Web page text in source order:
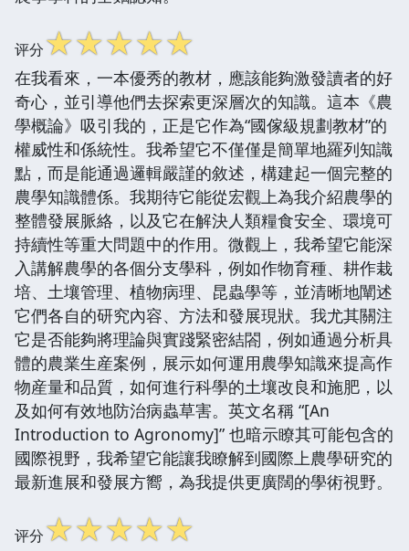
评分☆☆☆☆☆
在我看來，一本優秀的教材，應該能夠激發讀者的好
奇心，並引導他們去探索更深層次的知識。這本《農
學概論》吸引我的，正是它作為“國傢級規劃教材”的
權威性和係統性。我希望它不僅僅是簡單地羅列知識
點，而是能通過邏輯嚴謹的敘述，構建起一個完整的
農學知識體係。我期待它能從宏觀上為我介紹農學的
整體發展脈絡，以及它在解決人類糧食安全、環境可
持續性等重大問題中的作用。微觀上，我希望它能深
入講解農學的各個分支學科，例如作物育種、耕作栽
培、土壤管理、植物病理、昆蟲學等，並清晰地闡述
它們各自的研究內容、方法和發展現狀。我尤其關注
它是否能夠將理論與實踐緊密結閤，例如通過分析具
體的農業生産案例，展示如何運用農學知識來提高作
物産量和品質，如何進行科學的土壤改良和施肥，以
及如何有效地防治病蟲草害。英文名稱 “[An
Introduction to Agronomy]” 也暗示瞭其可能包含的
國際視野，我希望它能讓我瞭解到國際上農學研究的
最新進展和發展方嚮，為我提供更廣闊的學術視野。
评分☆☆☆☆☆